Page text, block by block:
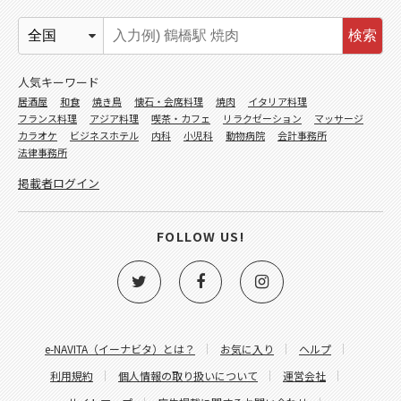
e-NAVITA（イーナビタ）とは？ お気に入り
ヘルプ
利用規約
個人情報の取り扱いについて
運営会社
検索
人気キーワード
居酒屋 和食 焼き鳥 懐石・会席料理 焼肉
イタリア料理
フランス料理
アジア料理 喫茶・カフェ リラクゼーション
マッサージ
カラオケ
ビジネスホテル 内科 小児科 動物病院
会計事務所
法律事務所
掲載者ログイン
FOLLOW US!